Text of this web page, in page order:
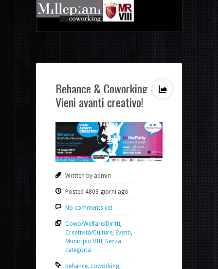
Behance & Coworking –
Vieni avanti creativo!
Written by admin
Posted 4803 giorni ago
No comments yet
Cowo/Welfare/Diritti,
Creatività/Culture, Eventi,
Municipio VIII, Senza
categoria
behance, coworking,